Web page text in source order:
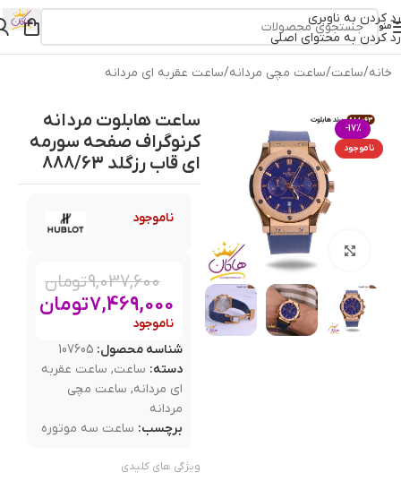
رد کردن به ناوبری
رد کردن به محتوای اصلی
منو
خانه/ساعت/ساعت مچی مردانه/ساعت عقربه ای مردانه
-17%
ناموجود
بزرگنمایی تصویر
ساعت هابلوت مردانه
کرنوگراف صفحه سورمه
ای قاب رزگلد 888/63
ناموجود
9,037,600تومان
7,469,000تومان
ناموجود
شناسه محصول: 107605
دسته: ساعت, ساعت عقربه
ای مردانه, ساعت مچی
مردانه
برچسب: ساعت سه موتوره
ویژگی های کلیدی